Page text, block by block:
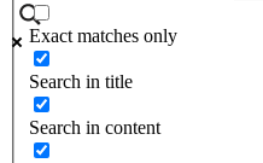
Exact matches only
Search in title
Search in content